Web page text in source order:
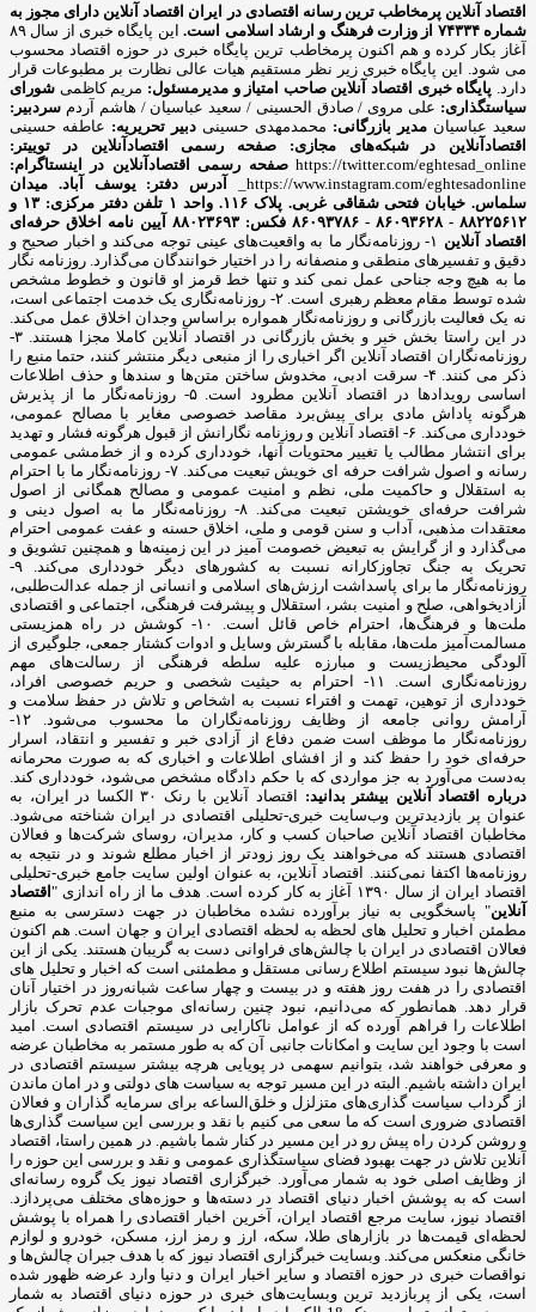
اقتصاد آنلاین پرمخاطب ترین رسانه اقتصادی در ایران اقتصاد آنلاین دارای مجوز به
شماره ۷۴۳۳۴ از وزارت فرهنگ و ارشاد اسلامی است.
این پایگاه خبری از سال ۸۹
آغاز بکار کرده و هم اکنون پرمخاطب ترین پایگاه خبری در حوزه اقتصاد محسوب
می شود. این پایگاه خبری زیر نظر مستقیم هیات عالی نظارت بر مطبوعات قرار
دارد. پایگاه خبری اقتصاد آنلاین صاحب امتیاز و مدیرمسئول: مریم کاظمی شورای
سیاستگذاری: علی مروی / صادق الحسینی / سعید عباسیان / هاشم آردم سردبیر:
سعید عباسیان مدیر بازرگانی: محمدمهدی حسینی دبیر تحریریه: عاطفه حسینی
اقتصادآنلاین در شبکه‌های مجازی:
صفحه رسمی اقتصادآنلاین در توییتر:
https://twitter.com/eghtesad_online صفحه رسمی اقتصادآنلاین در اینستاگرام:
https://www.instagram.com/eghtesadonline_
آدرس دفتر: یوسف آباد. میدان
سلماس. خیابان فتحی شقاقی غربی. پلاک ۱۱۶. واحد ۱
تلفن دفتر مرکزی: ۱۳ و
۸۸۲۲۵۶۱۲ - ۸۶۰۹۳۶۲۸ - ۸۶۰۹۳۷۸۶ فکس: ۸۸۰۲۳۶۹۳
آیین نامه اخلاق حرفه‌ای
اقتصاد آنلاین
۱- روزنامه‌نگار ما به واقعیت‌های عینی توجه می‌کند و اخبار صحیح و
دقیق و تفسیرهای منطقی و منصفانه را در اختیار خوانندگان می‌گذارد. روزنامه نگار
ما به هیچ وجه جناحی عمل نمی کند و تنها خط قرمز او قانون و خطوط مشخص
شده توسط مقام معظم رهبری است. ۲- روزنامه‌نگاری یک خدمت اجتماعی است،
نه یک فعالیت بازرگانی و روزنامه‌نگار همواره براساس وجدان اخلاق عمل می‌کند.
در این راستا بخش خبر و بخش بازرگانی در اقتصاد آنلاین کاملا مجزا هستند. ۳-
روزنامه‌نگاران اقتصاد آنلاین اگر اخباری را از منبعی دیگر منتشر کنند، حتما منبع را
ذکر می کنند. ۴- سرقت ادبی، مخدوش ساختن متن‌ها و سندها و حذف اطلاعات
اساسی رویدادها در اقتصاد آنلاین مطرود است. ۵- روزنامه‌نگار ما از پذیرش
هرگونه پاداش مادی برای پیش‌برد مقاصد خصوصی مغایر با مصالح عمومی،
خودداری می‌کند. ۶- اقتصاد آنلاین و روزنامه نگارانش از قبول هرگونه فشار و تهدید
برای انتشار مطالب یا تغییر محتویات آنها، خودداری کرده و از خط‌مشی عمومی
رسانه و اصول شرافت حرفه ای خویش تبعیت می‌کند. ۷- روزنامه‌نگار ما با احترام
به استقلال و حاکمیت ملی، نظم و امنیت عمومی و مصالح همگانی از اصول
شرافت حرفه‌ای خویشتن تبعیت می‌کند. ۸- روزنامه‌نگار ما به اصول دینی و
معتقدات مذهبی، آداب و سنن قومی و ملی، اخلاق حسنه و عفت عمومی احترام
می‌گذارد و از گرایش به تبعیض خصومت آمیز در این زمینه‌ها و همچنین تشویق و
تحریک به جنگ تجاوزکارانه نسبت به کشورهای دیگر خودداری می‌کند. ۹-
روزنامه‌نگار ما برای پاسداشت ارزش‌های اسلامی و انسانی از جمله عدالت‌طلبی،
آزادیخواهی، صلح و امنیت بشر، استقلال و پیشرفت فرهنگی، اجتماعی و اقتصادی
ملت‌ها و فرهنگ‌ها، احترام خاص قائل است. ۱۰- کوشش در راه همزیستی
مسالمت‌آمیز ملت‌ها، مقابله با گسترش وسایل و ادوات کشتار جمعی، جلوگیری از
آلودگی محیط‌زیست و مبارزه علیه سلطه فرهنگی از رسالت‌های مهم
روزنامه‌نگاری است. ۱۱- احترام به حیثیت شخصی و حریم خصوصی افراد،
خودداری از توهین، تهمت و افتراء نسبت به اشخاص و تلاش در حفظ سلامت و
آرامش روانی جامعه از وظایف روزنامه‌نگاران ما محسوب می‌شود. ۱۲-
روزنامه‌نگار ما موظف است ضمن دفاع از آزادی خبر و تفسیر و انتقاد، اسرار
حرفه‌ای خود را حفظ کند و از افشای اطلاعات و اخباری که به صورت محرمانه
به‌دست می‌آورد به جز مواردی که با حکم دادگاه مشخص می‌شود، خودداری کند.
درباره اقتصاد آنلاین بیشتر بدانید:
اقتصاد آنلاین با رنک ۳۰ الکسا در ایران، به
عنوان پر بازدیدترین وب‌سایت خبری-تحلیلی اقتصادی در ایران شناخته می‌شود.
مخاطبان اقتصاد آنلاین صاحبان کسب و کار، مدیران، روسای شرکت‌ها و فعالان
اقتصادی هستند که می‌خواهند یک روز زودتر از اخبار مطلع شوند و در نتیجه به
روزنامه‌ها اکتفا نمی‌کنند. اقتصاد آنلاین، به عنوان اولین سایت جامع خبری-تحلیلی
اقتصاد ایران از سال ۱۳۹۰ آغاز به کار کرده است. هدف ما از راه اندازی "
اقتصاد
آنلاین" پاسخگویی به نیاز برآورده نشده مخاطبان در جهت دسترسی به منبع
مطمئن اخبار و تحلیل های لحظه به لحظه اقتصادی ایران و جهان است. هم اکنون
فعالان اقتصادی در ایران با چالش‌های فراوانی دست به گریبان هستند. یکی از این
چالش‌ها نبود سیستم اطلاع رسانی مستقل و مطمئنی است که اخبار و تحلیل های
اقتصادی را در هفت روز هفته و در بیست و چهار ساعت شبانه‌روز در اختیار آنان
قرار دهد. همانطور که می‌دانیم، نبود چنین رسانه‌ای موجبات عدم تحرک بازار
اطلاعات را فراهم آورده که از عوامل ناکارایی در سیستم اقتصادی است. امید
است با وجود این سایت و امکانات جانبی آن که به طور مستمر به مخاطبان عرضه
و معرفی خواهند شد، بتوانیم سهمی در پویایی هرچه بیشتر سیستم اقتصادی در
ایران داشته باشیم. البته در این مسیر توجه به سیاست های دولتی و در امان ماندن
از گرداب سیاست گذاری‌های متزلزل و خلق‌الساعه برای سرمایه گذاران و فعالان
اقتصادی ضروری است که ما سعی می کنیم با نقد و بررسی این سیاست گذاری‌ها
و روشن کردن راه پیش رو در این مسیر در کنار شما باشیم. در همین راستا، اقتصاد
آنلاین تلاش در جهت بهبود فضای سیاستگذاری عمومی و نقد و بررسی این حوزه را
از وظایف اصلی خود به شمار می‌آورد. خبرگزاری اقتصاد نیوز یک گروه رسانه‌ای
است که به پوشش اخبار دنیای اقتصاد در دسته‌ها و حوزه‌های مختلف می‌پردازد.
اقتصاد نیوز، سایت مرجع اقتصاد ایران، آخرین اخبار اقتصادی را همراه با پوشش
لحظه‌ای قیمت‌ها در بازارهای طلا، سکه، ارز و رمز ارز، مسکن، خودرو و لوازم
خانگی منعکس می‌کند. وبسایت خبرگزاری اقتصاد نیوز که با هدف جبران چالش‌ها و
نواقصات خبری در حوزه اقتصاد و سایر اخبار ایران و دنیا وارد عرضه ظهور شده
است، یکی از پربازدید ترین وبسایت‌های خبری در حوزه دنیای اقتصاد به شمار